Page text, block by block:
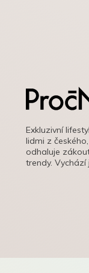
Exkluzivní
lidmi z
odhaluje
trendy.